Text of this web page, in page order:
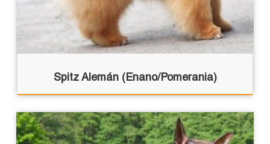
Spitz Alemán (Enano/Pomerania)